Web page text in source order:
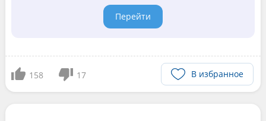
Перейти
158 17 В избранное